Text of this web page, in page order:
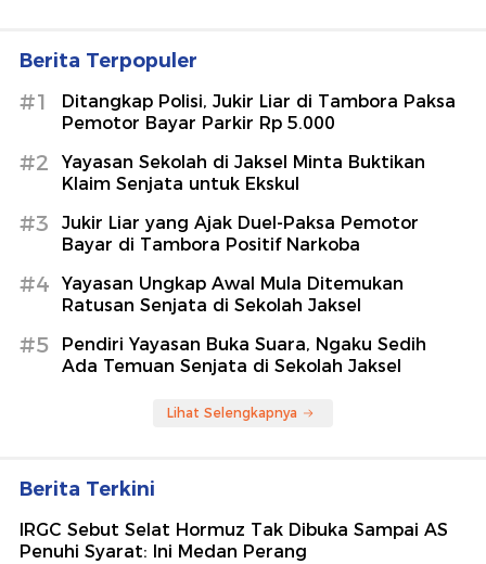
Berita Terpopuler
#1
Ditangkap Polisi, Jukir Liar di Tambora Paksa
Pemotor Bayar Parkir Rp 5.000
#2
Yayasan Sekolah di Jaksel Minta Buktikan
Klaim Senjata untuk Ekskul
#3
Jukir Liar yang Ajak Duel-Paksa Pemotor
Bayar di Tambora Positif Narkoba
#4
Yayasan Ungkap Awal Mula Ditemukan
Ratusan Senjata di Sekolah Jaksel
#5
Pendiri Yayasan Buka Suara, Ngaku Sedih
Ada Temuan Senjata di Sekolah Jaksel
Lihat Selengkapnya
Berita Terkini
IRGC Sebut Selat Hormuz Tak Dibuka Sampai AS
Penuhi Syarat: Ini Medan Perang